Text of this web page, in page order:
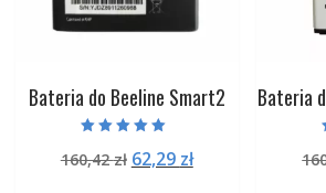
Bateria do Beeline Smart2
5.00
na 5
160,42zł Pierwotna
62,29 złAktualna
Bateria